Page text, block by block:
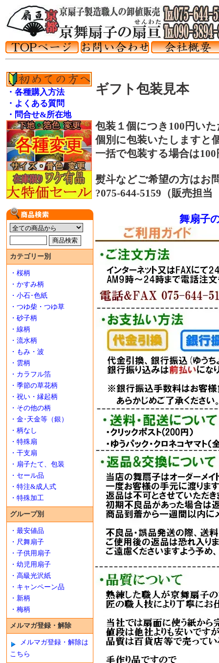
・各種購入方法
・よくある質問
・問合せ&所在地
カテゴリー別
・桜柄
・かすみ柄
・小石･色紙
・つゆ柴・つゆ草
・砂子柄
・線柄
・流水柄
・もみ・波
・雲柄
・カラフル箔
・季節の草花柄
・祝い・縁起柄
・その他の柄
・金･天金等（銀）
・柄なし
・特殊扇
・干支扇
・扇子たて、包装
・セール品
・特注&成人式
・特殊加工
グループ別
・最安値品
・尺舞扇子
・子供用扇子
・幼児用扇子
・高級光沢紙
・キャンペーン品
・新柄
・梅柄
メルマガ登録・解除
メルマガ登録・解除は
こちら
ギフト包装見本
包装１個につき100円い
個別に包装いたしますと
一括で包装する場合は
熨斗などご希望の方はお
?075-644-5159（販売担
舞扇子